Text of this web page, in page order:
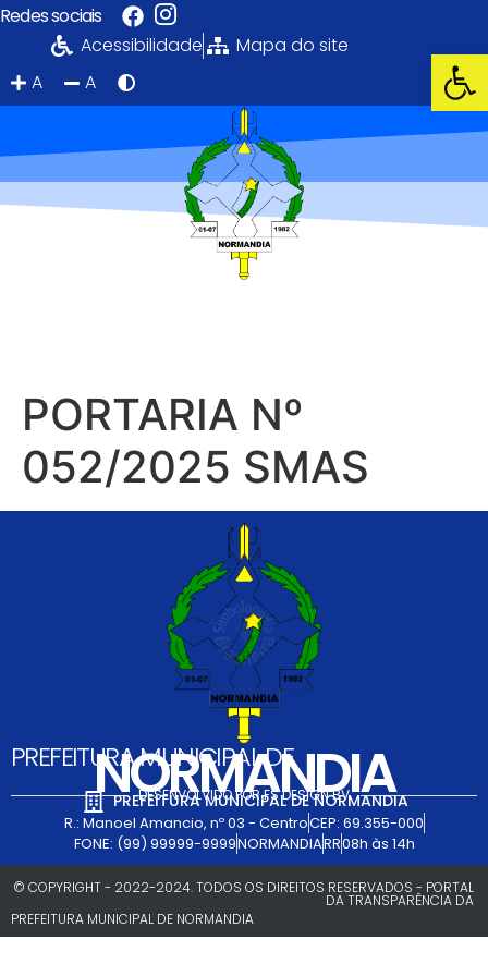
Redes sociais
Acessibilidade
Mapa do site
A
A
PORTARIA Nº
052/2025 SMAS
PREFEITURA MUNICIPAL DE
NORMANDIA
DESENVOLVIDO POR FS DESIGN BV
PREFEITURA MUNICIPAL DE NORMANDIA
R.: Manoel Amancio, nº 03 - CentroCEP: 69.355-000
FONE: (99) 99999-9999NORMANDIARR08h às 14h
© COPYRIGHT - 2022-2024. TODOS OS DIREITOS RESERVADOS - PORTAL
DA TRANSPARÊNCIA DA
PREFEITURA MUNICIPAL DE NORMANDIA